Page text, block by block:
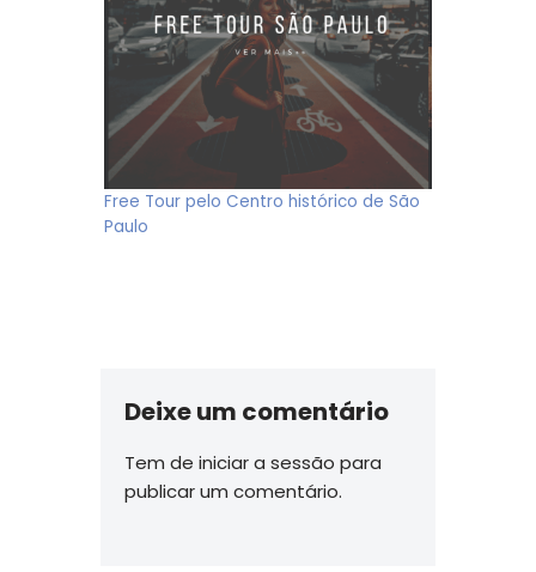
Free Tour pelo Centro histórico de São
Paulo
Deixe um comentário
Tem de iniciar a sessão para
publicar um comentário.